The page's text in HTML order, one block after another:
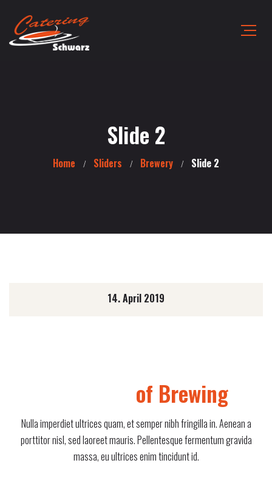
Slide 2
Home Sliders Brewery Slide 2
14. April 2019
of Brewing
Nulla imperdiet ultrices quam, et semper nibh fringilla in. Aenean a
porttitor nisl, sed laoreet mauris. Pellentesque fermentum gravida
massa, eu ultrices enim tincidunt id.